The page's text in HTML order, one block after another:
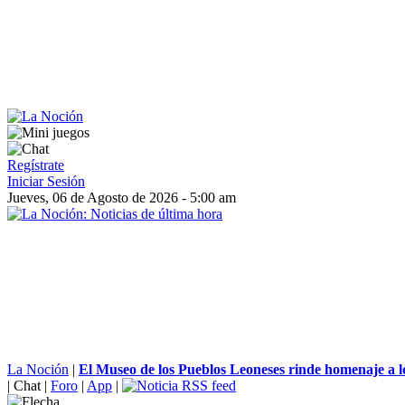
Regístrate
Iniciar Sesión
Jueves, 06 de Agosto de 2026 - 5:00 am
La Noción | El Museo de los Pueblos Leoneses rinde homenaje a
| Chat | Foro | App |